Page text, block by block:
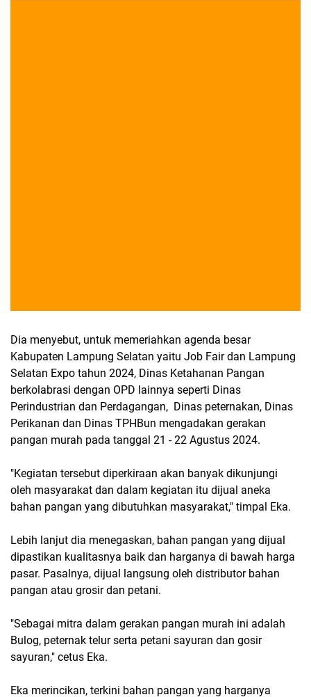
Dia menyebut, untuk memeriahkan agenda besar
Kabupaten Lampung Selatan yaitu Job Fair dan Lampung
Selatan Expo tahun 2024, Dinas Ketahanan Pangan
berkolabrasi dengan OPD lainnya seperti Dinas
Perindustrian dan Perdagangan, Dinas peternakan, Dinas
Perikanan dan Dinas TPHBun mengadakan gerakan
pangan murah pada tanggal 21 - 22 Agustus 2024.
"Kegiatan tersebut diperkiraan akan banyak dikunjungi
oleh masyarakat dan dalam kegiatan itu dijual aneka
bahan pangan yang dibutuhkan masyarakat," timpal Eka.
Lebih lanjut dia menegaskan, bahan pangan yang dijual
dipastikan kualitasnya baik dan harganya di bawah harga
pasar. Pasalnya, dijual langsung oleh distributor bahan
pangan atau grosir dan petani.
"Sebagai mitra dalam gerakan pangan murah ini adalah
Bulog, peternak telur serta petani sayuran dan gosir
sayuran," cetus Eka.
Eka merincikan, terkini bahan pangan yang harganya